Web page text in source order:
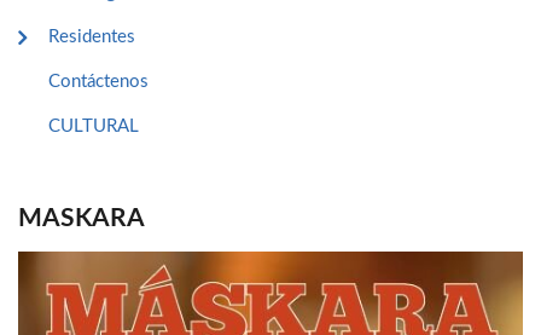
Residentes
Contáctenos
CULTURAL
MASKARA